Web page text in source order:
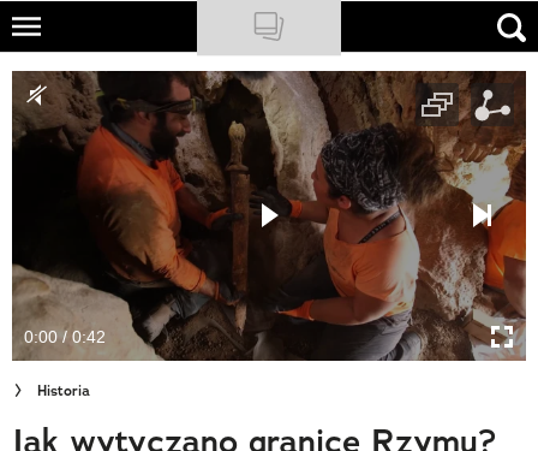
Skip
main
content
NATIONAL GEOGRAPHIC
TRAVELER
PODCASTY
Newsletter
Cuda Polski
Wielki Konkurs Fotograficzny
0:00 / 0:42
Historia
Jak wytyczano granice Rzymu?